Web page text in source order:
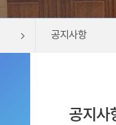
공지사항
공지사